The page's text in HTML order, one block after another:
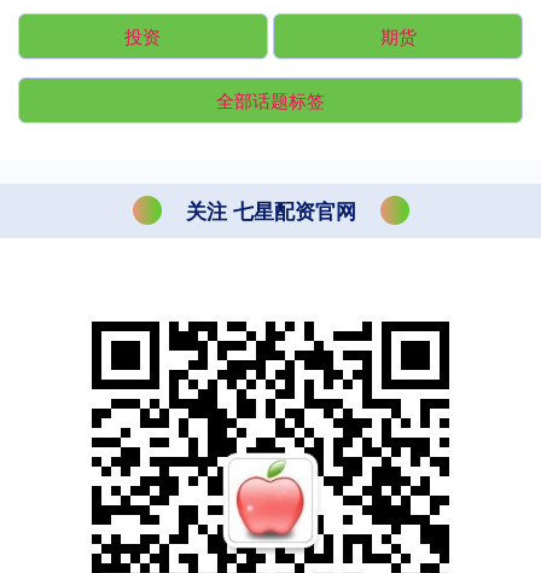
投资 期货
全部话题标签
关注 七星配资官网